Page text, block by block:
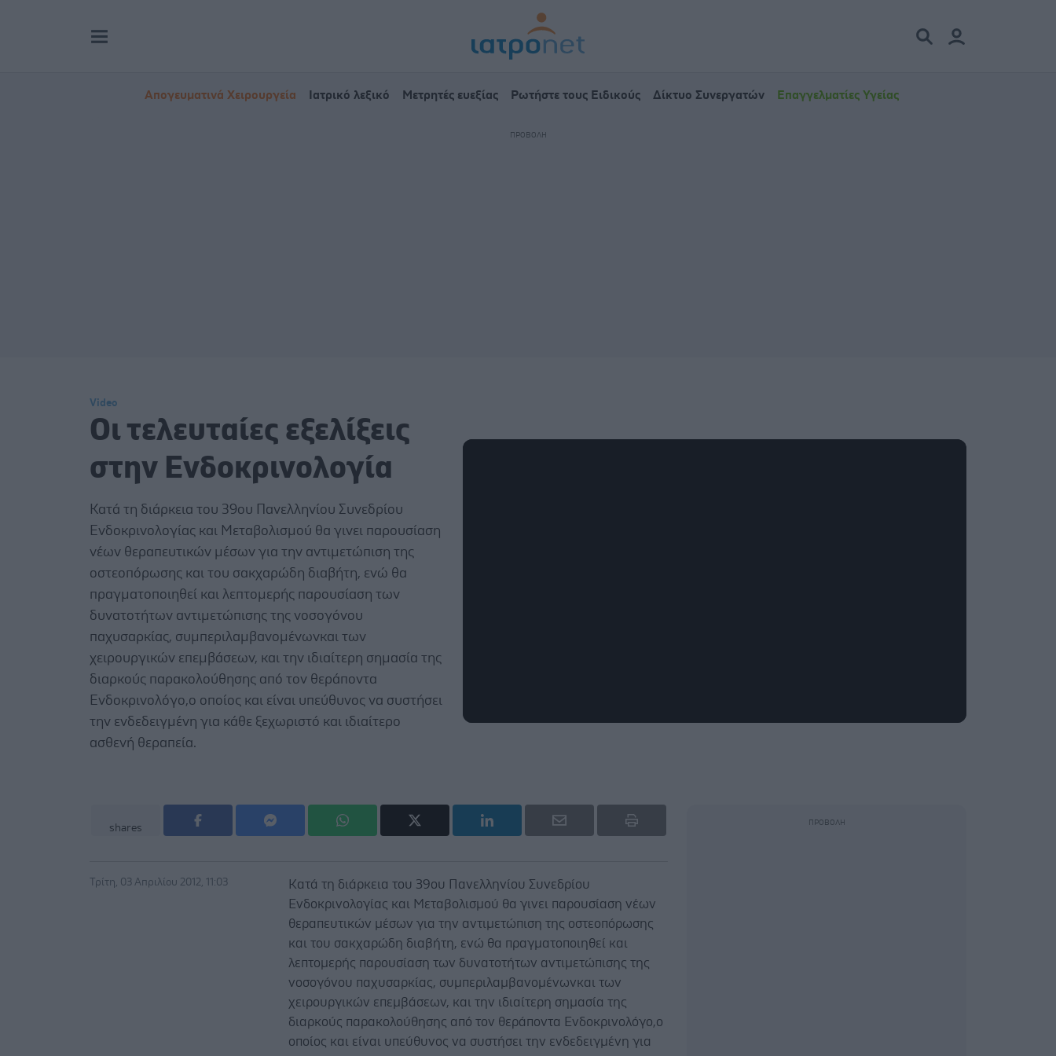
Απογευματινά Χειρουργεία Ιατρικό λεξικό Μετρητές ευεξίας Ρωτήστε τους Ειδικούς Δίκτυο Συνεργατών Επαγγελματίες Υγείας
Video
Οι τελευταίες εξελίξεις
στην Ενδοκρινολογία
Κατά τη διάρκεια του 39ου Πανελληνίου Συνεδρίου
Ενδοκρινολογίας και Μεταβολισμού θα γινει παρουσίαση
νέων θεραπευτικών μέσων για την αντιμετώπιση της
οστεοπόρωσης και του σακχαρώδη διαβήτη, ενώ θα
πραγματοποιηθεί και λεπτομερής παρουσίαση των
δυνατοτήτων αντιμετώπισης της νοσογόνου
παχυσαρκίας, συμπεριλαμβανομένωνκαι των
χειρουργικών επεμβάσεων, και την ιδιαίτερη σημασία της
διαρκούς παρακολούθησης από τον θεράποντα
Ενδοκρινολόγο,ο οποίος και είναι υπεύθυνος να συστήσει
την ενδεδειγμένη για κάθε ξεχωριστό και ιδιαίτερο
ασθενή θεραπεία.
shares
Τρίτη, 03 Απριλίου 2012, 11:03
Κατά τη διάρκεια του 39ου Πανελληνίου Συνεδρίου
Ενδοκρινολογίας και Μεταβολισμού θα γινει παρουσίαση νέων
θεραπευτικών μέσων για την αντιμετώπιση της οστεοπόρωσης
και του σακχαρώδη διαβήτη, ενώ θα πραγματοποιηθεί και
λεπτομερής παρουσίαση των δυνατοτήτων αντιμετώπισης της
νοσογόνου παχυσαρκίας, συμπεριλαμβανομένωνκαι των
χειρουργικών επεμβάσεων, και την ιδιαίτερη σημασία της
διαρκούς παρακολούθησης από τον θεράποντα Ενδοκρινολόγο,ο
οποίος και είναι υπεύθυνος να συστήσει την ενδεδειγμένη για